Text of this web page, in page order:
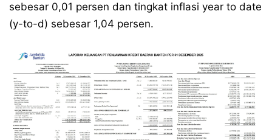
sebesar 0,01 persen dan tingkat inflasi year to date
(y-to-d) sebesar 1,04 persen.